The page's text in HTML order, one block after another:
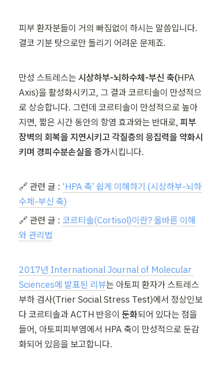
피부 환자분들이 거의 빠짐없이 하시는 말씀입니다.
결코 기분 탓으로만 돌리기 어려운 문제죠.
만성 스트레스는 시상하부-뇌하수체-부신 축(HPA
Axis)을 활성화시키고, 그 결과 코르티솔이 만성적으
로 상승합니다. 그런데 코르티솔이 만성적으로 높아
지면, 짧은 시간 동안의 항염 효과와는 반대로, 피부
장벽의 회복을 지연시키고 각질층의 응집력을 약화시
키며 경피수분손실을 증가시킵니다.
🔗 관련 글 : ‘HPA 축’ 쉽게 이해하기 (시상하부-뇌하
수체-부신 축)
🔗 관련 글 : 코르티솔(Cortisol)이란? 올바른 이해
와 관리법
2017년 International Journal of Molecular
Sciences에 발표된 리뷰는 아토피 환자가 스트레스
부하 검사(Trier Social Stress Test)에서 정상인보
다 코르티솔과 ACTH 반응이 둔화되어 있다는 점을
들어, 아토피피부염에서 HPA 축이 만성적으로 둔감
화되어 있음을 보고합니다.